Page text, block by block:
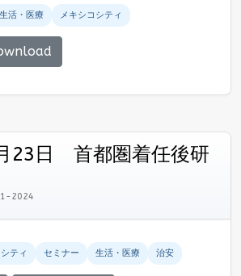
生活・医療 メキシコシティ
23日 首都圏着任後研
2024
ティ セミナー 生活・医療 治安